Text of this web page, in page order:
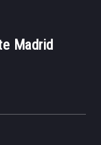
Madrid